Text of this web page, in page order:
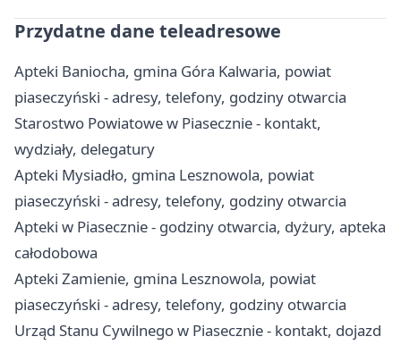
Przydatne dane teleadresowe
Apteki Baniocha, gmina Góra Kalwaria, powiat
piaseczyński - adresy, telefony, godziny otwarcia
Starostwo Powiatowe w Piasecznie - kontakt,
wydziały, delegatury
Apteki Mysiadło, gmina Lesznowola, powiat
piaseczyński - adresy, telefony, godziny otwarcia
Apteki w Piasecznie - godziny otwarcia, dyżury, apteka
całodobowa
Apteki Zamienie, gmina Lesznowola, powiat
piaseczyński - adresy, telefony, godziny otwarcia
Urząd Stanu Cywilnego w Piasecznie - kontakt, dojazd